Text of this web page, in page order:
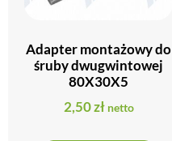
Adapter montażowy do
śruby dwugwintowej
80X30X5
2,50zł netto